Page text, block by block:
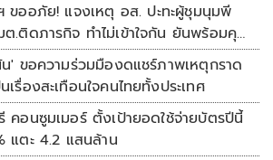
ขออภัย! แจงเหตุ อส. ปะทะผู้ชุมนุมพี
.ติดภารกิจ ทำไม่เข้าใจกัน ยันพร้อมคุย
ออก
' ขอความร่วมมืองดแชร์ภาพเหตุกราด
เรื่องสะเทือนใจคนไทยทั้งประเทศ
คอนซูมเมอร์ ตั้งเป้ายอดใช้จ่ายบัตรปีนี้
แตะ 4.2 แสนล้าน